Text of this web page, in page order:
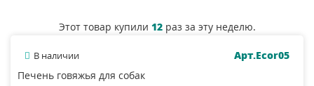
Этот товар купили 12раз за эту неделю.
В наличии
Арт.Ecor05
Печень говяжья для собак